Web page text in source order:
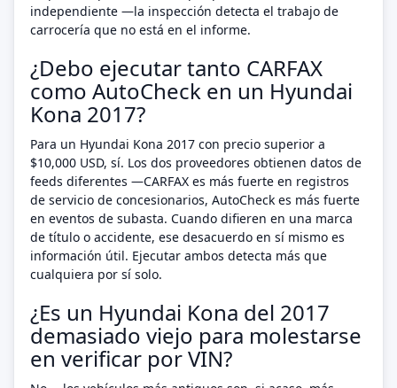
independiente —la inspección detecta el trabajo de
carrocería que no está en el informe.
¿Debo ejecutar tanto CARFAX
como AutoCheck en un Hyundai
Kona 2017?
Para un Hyundai Kona 2017 con precio superior a
$10,000 USD, sí. Los dos proveedores obtienen datos de
feeds diferentes —CARFAX es más fuerte en registros
de servicio de concesionarios, AutoCheck es más fuerte
en eventos de subasta. Cuando difieren en una marca
de título o accidente, ese desacuerdo en sí mismo es
información útil. Ejecutar ambos detecta más que
cualquiera por sí solo.
¿Es un Hyundai Kona del 2017
demasiado viejo para molestarse
en verificar por VIN?